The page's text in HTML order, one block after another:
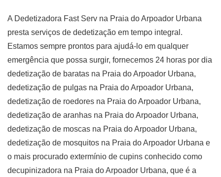
A Dedetizadora Fast Serv na Praia do Arpoador Urbana
presta serviços de dedetização em tempo integral.
Estamos sempre prontos para ajudá-lo em qualquer
emergência que possa surgir, fornecemos 24 horas por dia
dedetização de baratas na Praia do Arpoador Urbana,
dedetização de pulgas na Praia do Arpoador Urbana,
dedetização de roedores na Praia do Arpoador Urbana,
dedetização de aranhas na Praia do Arpoador Urbana,
dedetização de moscas na Praia do Arpoador Urbana,
dedetização de mosquitos na Praia do Arpoador Urbana e
o mais procurado extermínio de cupins conhecido como
decupinizadora na Praia do Arpoador Urbana, que é a